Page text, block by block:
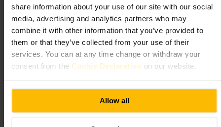
share information about your use of our site with our social
media, advertising and analytics partners who may
combine it with other information that you’ve provided to
them or that they’ve collected from your use of their
services. You can at any time change or withdraw your
consent from the Cookie Declaration on our website.
Allow all
Bild /
“Ett nav för böcker, forskning och
utställningar i centrala London ”